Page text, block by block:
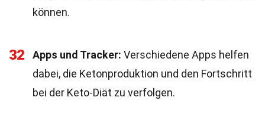
können.
32 Apps und Tracker: Verschiedene Apps helfen
dabei, die Ketonproduktion und den Fortschritt
bei der Keto-Diät zu verfolgen.